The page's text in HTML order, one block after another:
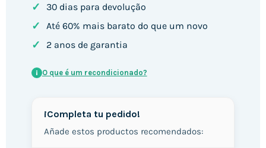
✓ 30 dias para devolução
✓ Até 60% mais barato do que um novo
✓ 2 anos de garantia
i O que é um recondicionado?
¡Completa tu pedido!
Añade estos productos recomendados: